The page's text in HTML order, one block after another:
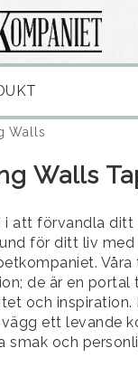
Walls
Walls
i att förvandla ditt
för ditt liv med
Våra
de är en portal
och inspiration.
ett levande
smak och